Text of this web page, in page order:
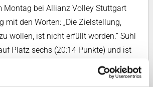
Montag bei Allianz Volley Stuttgart
mit den Worten: „Die Zielstellung,
wollen, ist nicht erfüllt worden.” Suhl
Platz sechs (20:14 Punkte) und ist
weit entfernt. Nächster
(ab 19.30 Uhr) der Tabellen-